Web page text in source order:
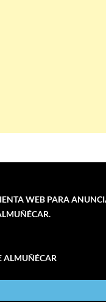
WEB PARA
ALMUÑÉCAR